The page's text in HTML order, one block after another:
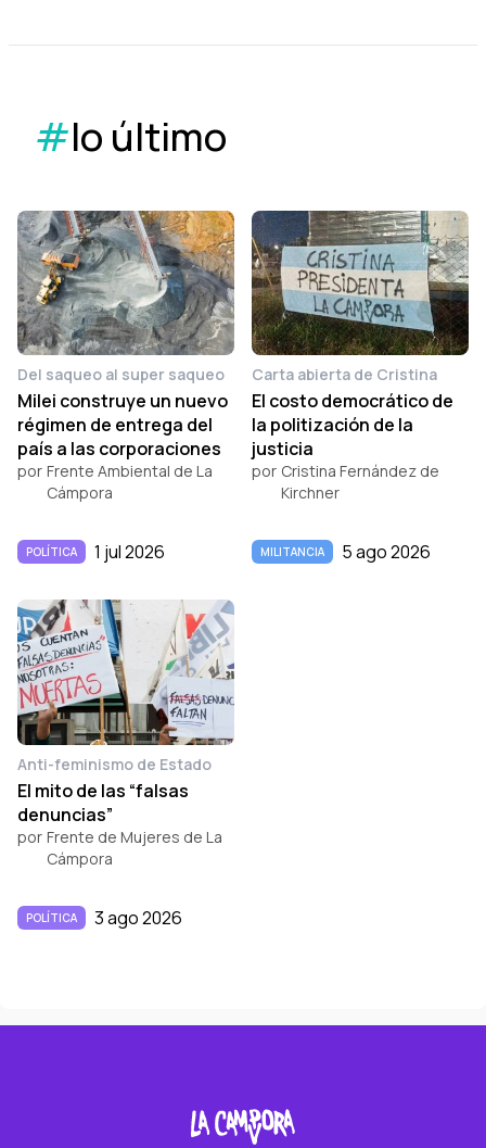
#lo último
Del saqueo al super saqueo
Milei construye un nuevo
régimen de entrega del
país a las corporaciones
por Frente Ambiental de La
Cámpora
POLÍTICA 1 jul 2026
Carta abierta de Cristina
El costo democrático de
la politización de la
justicia
por Cristina Fernández de
Kirchner
MILITANCIA 5 ago 2026
Anti-feminismo de Estado
El mito de las “falsas
denuncias”
por Frente de Mujeres de La
Cámpora
POLÍTICA 3 ago 2026